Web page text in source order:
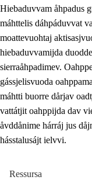
Hiebaduvvam åhpadus
máhttelis dáhpáduvvat
moattevuohtaj
hiebaduvvamijda
sierraåhpadimev.
gássjelisvuoda
máhtti buorre dårjav
vattátjit oahppijda dav
åvddånime hárráj jus
hásstalusájt ielvvi.
Ressursa